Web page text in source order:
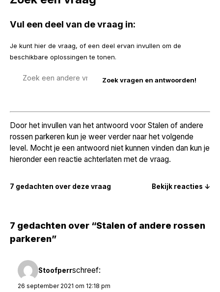
Vul een deel van de vraag in:
Je kunt hier de vraag, of een deel ervan invullen om de
beschikbare oplossingen te tonen.
Door het invullen van het antwoord voor Stalen of andere
rossen parkeren kun je weer verder naar het volgende
level. Mocht je een antwoord niet kunnen vinden dan kun je
hieronder een reactie achterlaten met de vraag.
7 gedachten over deze vraag Bekijk reacties ↓
7 gedachten over “Stalen of andere rossen
parkeren”
Stoofperrschreef:
26 september 2021 om 12:18 pm